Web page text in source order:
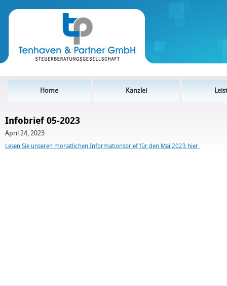
Home Kanzlei
Infobrief 05-2023
April 24, 2023
Lesen Sie unseren monatlichen Informationsbrief für den Mai 2023 hier.